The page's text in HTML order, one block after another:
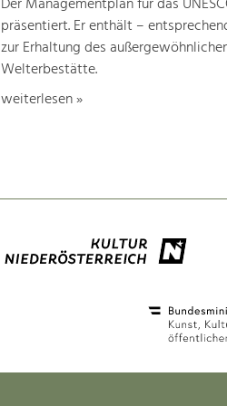
präsentiert. Er enthält –
zur Erhaltung des
Welterbestätte.
weiterlesen »